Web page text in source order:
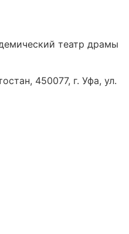
театр драмы
450077, г. Уфа, ул.